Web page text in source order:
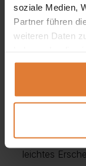
soziale Medien,
Partner führen
weiteren Daten
gesammelt
Büchern,
Laminierte
Metallfüße:
leichtes